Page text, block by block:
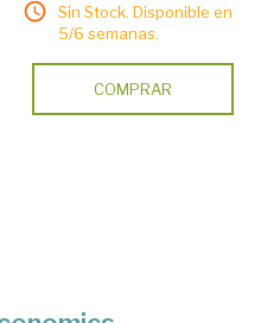
Sin Stock. Disponible en
5/6 semanas.
COMPRAR